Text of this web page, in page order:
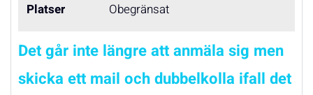
Platser Obegränsat
Det går inte längre att anmäla sig men
skicka ett mail och dubbelkolla ifall det